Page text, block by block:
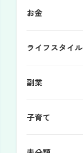
お金
ライフスタイル
副業
子育て